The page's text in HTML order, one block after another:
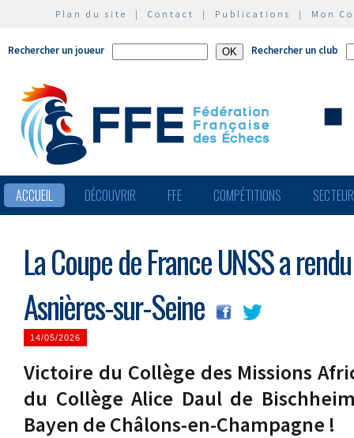
Plan du site | Contact | Publications | Mon
Rechercher un joueur Rechercher un club
ACCUEIL DÉCOUVRIR FFE COMPÉTITIONS
La Coupe de France UNSS a
Asnières-sur-Seine
14/05/2026
Victoire du Collège des Missions
du Collège Alice Daul de
Bayen de Châlons-en-Champagne !